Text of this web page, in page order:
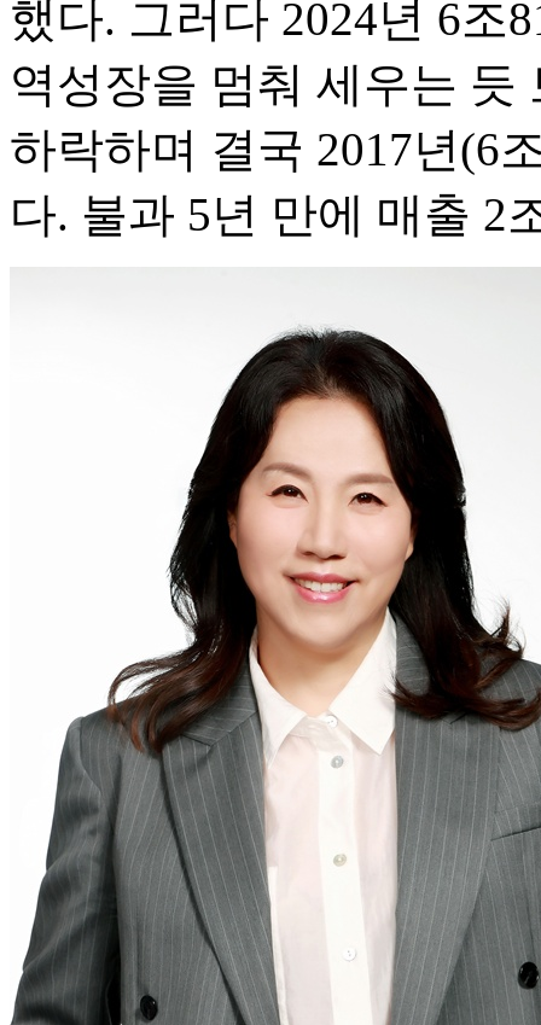
했다. 그러다 2024년 6조
역성장을 멈춰 세우는 듯
하락하며 결국 2017년(6
다. 불과 5년 만에 매출 2